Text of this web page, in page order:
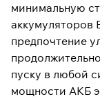
минимальную
аккумуляторов
предпочтение
пуску в любой
мощности АКБ